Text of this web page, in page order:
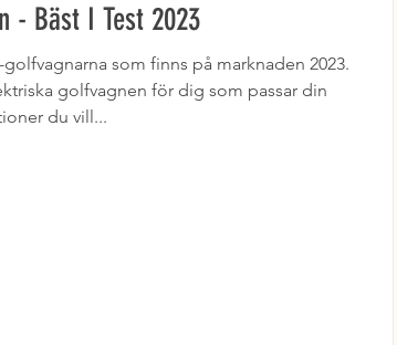
- Bäst I Test 2023
som finns på marknaden 2023.
golfvagnen för dig som passar din
du vill...